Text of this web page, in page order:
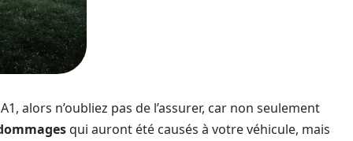
alors n’oubliez pas de l’assurer, car non seulement
qui auront été causés à votre véhicule, mais